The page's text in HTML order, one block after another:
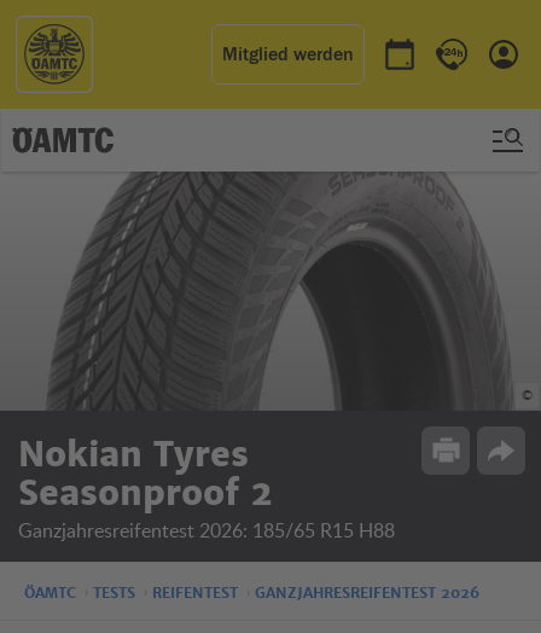
Mitglied werden
Termin buchen
Kontakt &
©
Nokian Tyres
Seasonproof 2
Ganzjahresreifentest 2026: 185/65 R15 H88
Drucken
ÖAMTC TESTS REIFENTEST GANZJAHRESREIFENTEST 2026